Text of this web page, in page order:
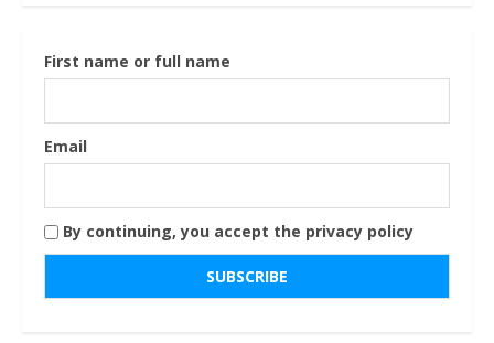
First name or full name
Email
By continuing, you accept the privacy policy